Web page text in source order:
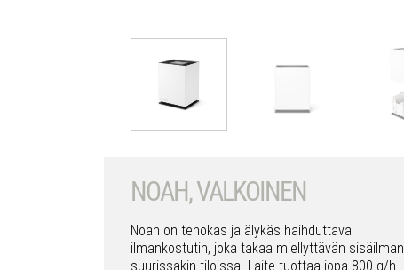
NOAH, VALKOINEN
Noah on tehokas ja älykäs haihduttava
ilmankostutin, joka takaa miellyttävän sisäilman
suurissakin tiloissa. Laite tuottaa jopa 800 g/h